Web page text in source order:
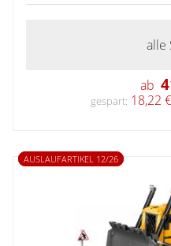
alle
ab
gespart: 18,22
AUSLAUFARTIKEL 12/26